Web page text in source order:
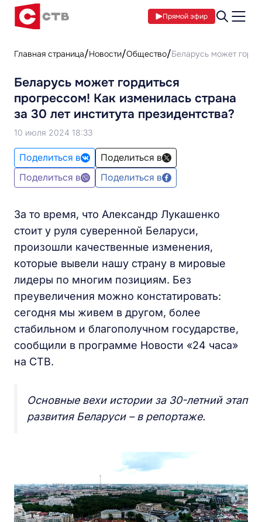
Прямой эфир
Главная страница Новости Общество Беларусь может
Беларусь может гордиться
прогрессом! Как изменилась страна
за 30 лет института президентства?
10 июля 2024 18:33
Поделиться в
Поделиться в
Поделиться в
Поделиться в
За то время, что Александр Лукашенко
стоит у руля суверенной Беларуси,
произошли качественные изменения,
которые вывели нашу страну в мировые
лидеры по многим позициям. Без
преувеличения можно констатировать:
сегодня мы живем в другом, более
стабильном и благополучном государстве,
сообщили в программе Новости «24 часа»
на СТВ.
Основные вехи истории за 30-летний этап
развития Беларуси – в репортаже.